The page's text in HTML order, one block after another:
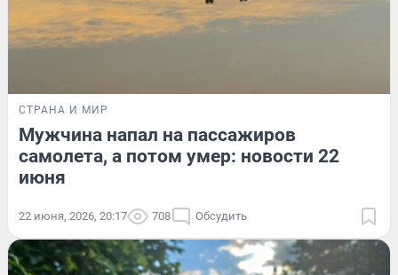
СТРАНА И МИР
Мужчина напал на пассажиров
самолета, а потом умер: новости 22
июня
22 июня, 2026, 20:17 708 Обсудить